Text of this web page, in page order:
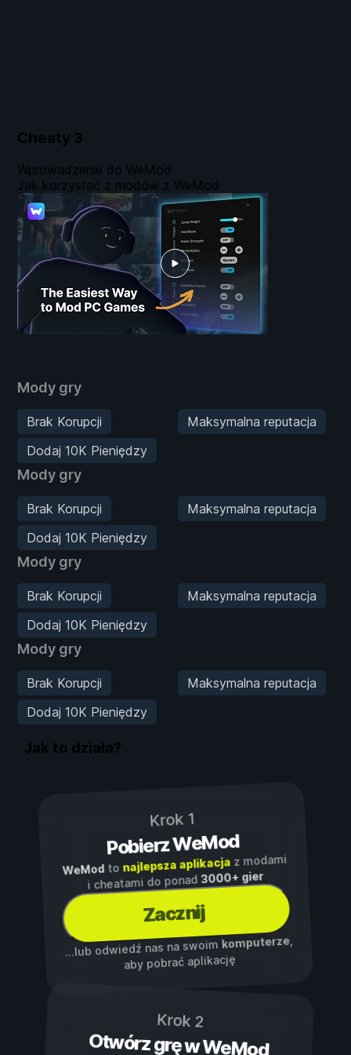
Cheaty 3
Mody gry
Brak Korupcji
Maksymalna reputacja
Dodaj 10K Pieniędzy
Mody gry
Brak Korupcji
Maksymalna reputacja
Dodaj 10K Pieniędzy
Mody gry
Brak Korupcji
Maksymalna reputacja
Dodaj 10K Pieniędzy
Mody gry
Brak Korupcji
Maksymalna reputacja
Dodaj 10K Pieniędzy
Wprowadzenie do WeMod
Jak korzystać z modów z WeMod
Jak to działa?
Krok 1
Pobierz WeMod
WeModto najlepsza aplikacjaz modami
i cheatami do ponad3000+ gier
Zacznij
...lub odwiedź nas na swoim komputerze,
aby pobrać aplikację
Krok 2
Otwórz grę w WeMod